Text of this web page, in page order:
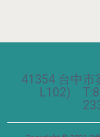
41354 台中市
L102)